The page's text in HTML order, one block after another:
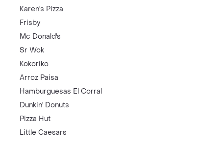
Karen's Pizza
Frisby
Mc Donald's
Sr Wok
Kokoriko
Arroz Paisa
Hamburguesas El Corral
Dunkin' Donuts
Pizza Hut
Little Caesars